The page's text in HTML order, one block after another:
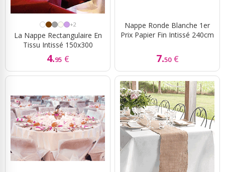
+2
La Nappe Rectangulaire En
Tissu Intissé 150x300
4.95 €
Nappe Ronde Blanche 1er
Prix Papier Fin Intissé 240cm
7.50 €